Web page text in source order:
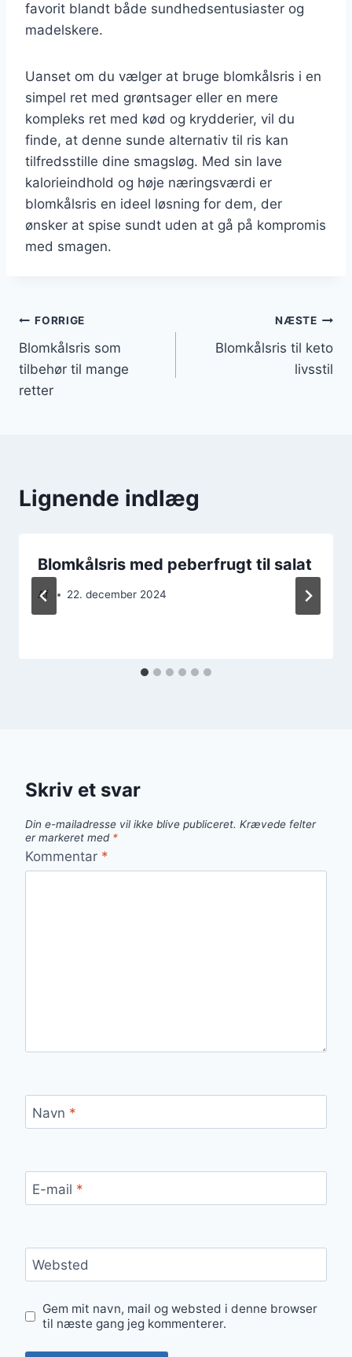
favorit blandt både sundhedsentusiaster og
madelskere.
Uanset om du vælger at bruge blomkålsris i en
simpel ret med grøntsager eller en mere
kompleks ret med kød og krydderier, vil du
finde, at denne sunde alternativ til ris kan
tilfredsstille dine smagsløg. Med sin lave
kalorieindhold og høje næringsværdi er
blomkålsris en ideel løsning for dem, der
ønsker at spise sundt uden at gå på kompromis
med smagen.
Indlægsnavigation
FORRIGE
Blomkålsris som
tilbehør til mange
retter
NÆSTE
Blomkålsris til keto
livsstil
Lignende indlæg
Blomkålsris med peberfrugt til salat
Af 22. december 2024
Skriv et svar
Din e-mailadresse vil ikke blive publiceret. Krævede felter
er markeret med *
Kommentar *
Navn *
E-mail *
Websted
Gem mit navn, mail og websted i denne browser
til næste gang jeg kommenterer.